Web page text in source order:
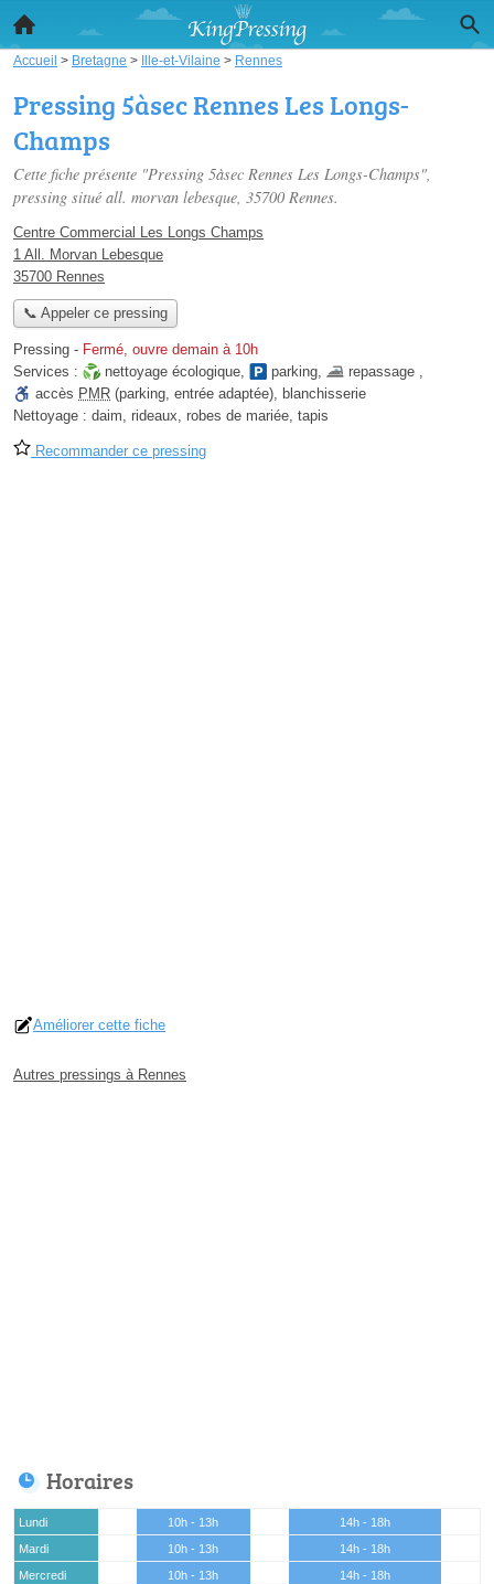
Accueil > Bretagne > Ille-et-Vilaine > Rennes
Pressing 5àsec Rennes Les Longs-
Champs
Cette fiche présente "Pressing 5àsec Rennes Les Longs-Champs",
pressing situé all. morvan lebesque, 35700 Rennes.
Centre Commercial Les Longs Champs
1 All. Morvan Lebesque
35700 Rennes
📞 Appeler ce pressing
Pressing - Fermé, ouvre demain à 10h
Services :
nettoyage écologique, parking, repassage ,
accès PMR (parking, entrée adaptée), blanchisserie
Nettoyage : daim, rideaux, robes de mariée, tapis
Recommander ce pressing
Améliorer cette fiche
Autres pressings à Rennes
Horaires
Lundi 10h - 13h
14h - 18h
Mardi
10h - 13h
14h - 18h
Mercredi
10h - 13h
14h - 18h